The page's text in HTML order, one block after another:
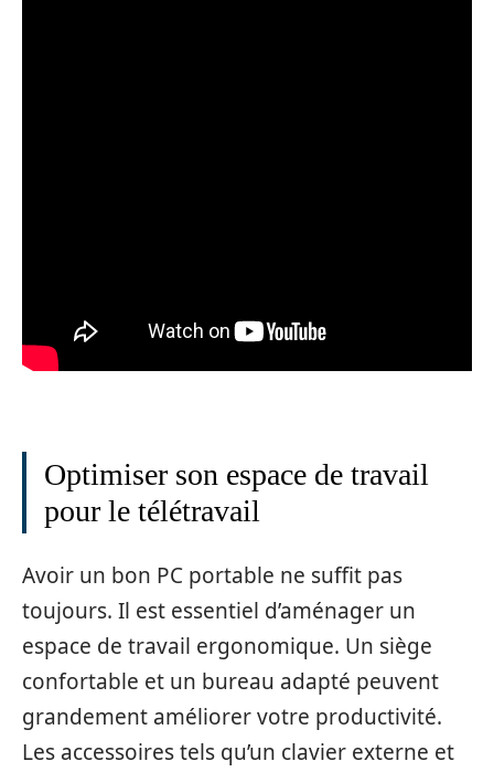
Optimiser son espace de travail
pour le télétravail
Avoir un bon PC portable ne suffit pas
toujours. Il est essentiel d’aménager un
espace de travail ergonomique. Un siège
confortable et un bureau adapté peuvent
grandement améliorer votre productivité.
Les accessoires tels qu’un clavier externe et